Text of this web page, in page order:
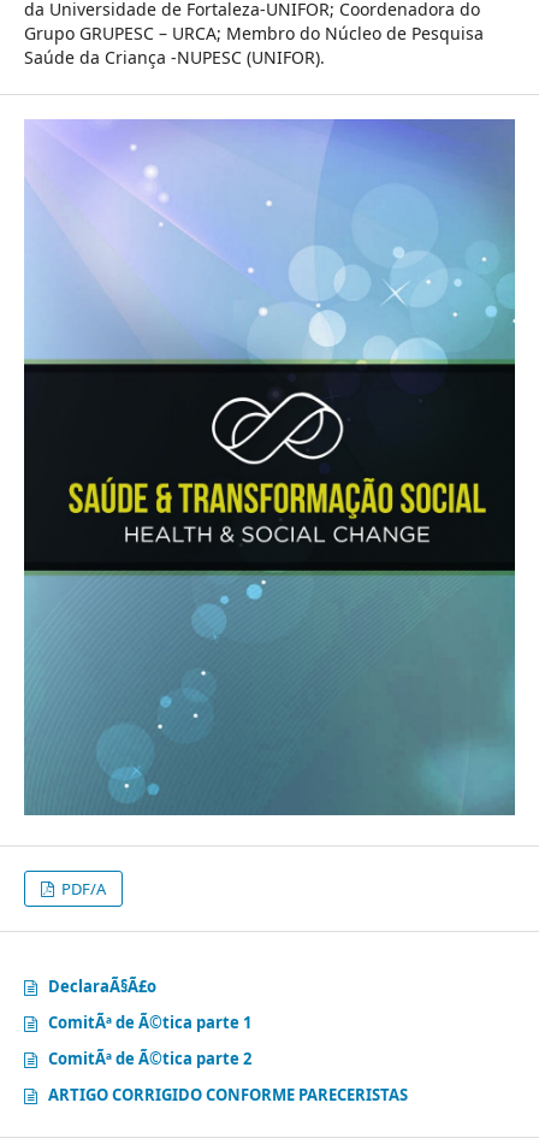
da Universidade de Fortaleza-UNIFOR; Coordenadora do
Grupo GRUPESC – URCA; Membro do Núcleo de Pesquisa
Saúde da Criança -NUPESC (UNIFOR).
PDF/A
DeclaraÃ§Ã£o
ComitÃª de Ã©tica parte 1
ComitÃª de Ã©tica parte 2
ARTIGO CORRIGIDO CONFORME PARECERISTAS